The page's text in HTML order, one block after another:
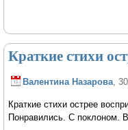
Краткие стихи
Валентина Назарова ,
Краткие стихи острее
Понравились. С поклоном.